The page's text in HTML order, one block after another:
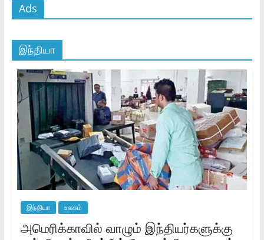
Ads
இந்தியா
இந்தியா உலகம்
அமெரிக்காவில் வாழும் இந்தியர்களுக்கு